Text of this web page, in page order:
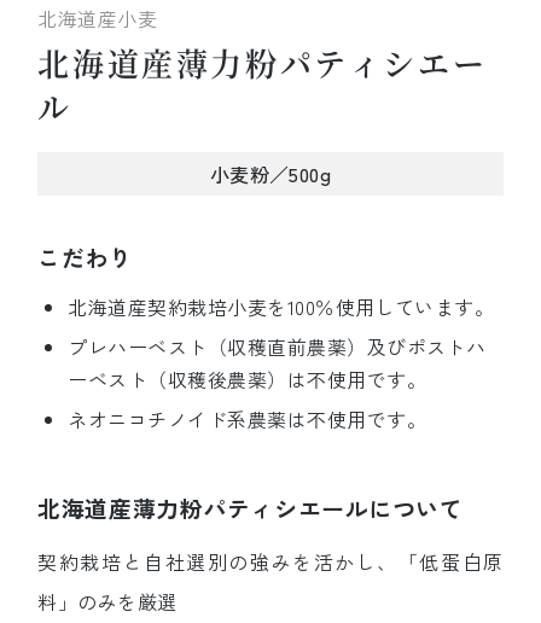
北海道産小麦
北海道産薄力粉パティシエー
ル
小麦粉／500g
こだわり
北海道産契約栽培小麦を100％使用しています。
プレハーベスト（収穫直前農薬）及びポストハ
ーベスト（収穫後農薬）は不使用です。
ネオニコチノイド系農薬は不使用です。
北海道産薄力粉パティシエールについて
契約栽培と自社選別の強みを活かし、「低蛋白原
料」のみを厳選